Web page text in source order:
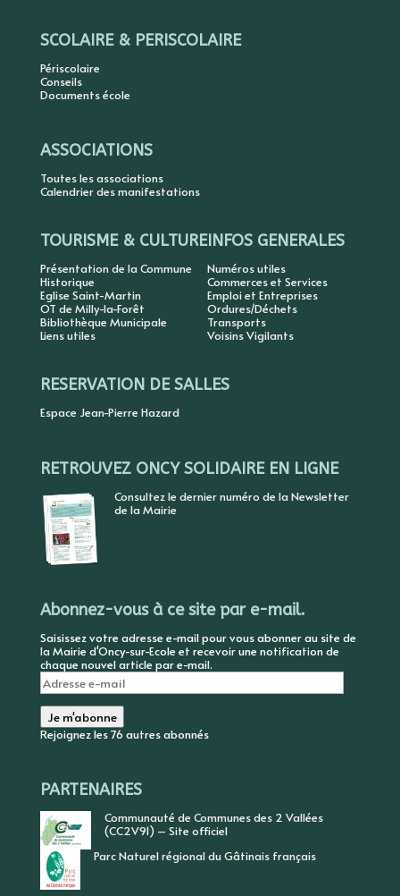
SCOLAIRE & PERISCOLAIRE
Périscolaire
Conseils
Documents école
ASSOCIATIONS
Toutes les associations
Calendrier des manifestations
TOURISME & CULTURE
Présentation de la Commune
Historique
Eglise Saint-Martin
OT de Milly-la-Forêt
Bibliothèque Municipale
Liens utiles
INFOS GENERALES
Numéros utiles
Commerces et Services
Emploi et Entreprises
Ordures/Déchets
Transports
Voisins Vigilants
RESERVATION DE SALLES
Espace Jean-Pierre Hazard
RETROUVEZ ONCY SOLIDAIRE EN LIGNE
Consultez le dernier numéro de la Newsletter
de la Mairie
Abonnez-vous à ce site par e-mail.
Saisissez votre adresse e-mail pour vous abonner au site de
la Mairie d'Oncy-sur-Ecole et recevoir une notification de
chaque nouvel article par e-mail.
Adresse
e-
mail
Je m'abonne
Rejoignez les 76 autres abonnés
PARTENAIRES
Communauté de Communes des 2 Vallées
(CC2V91) – Site officiel
Parc Naturel régional du Gâtinais français